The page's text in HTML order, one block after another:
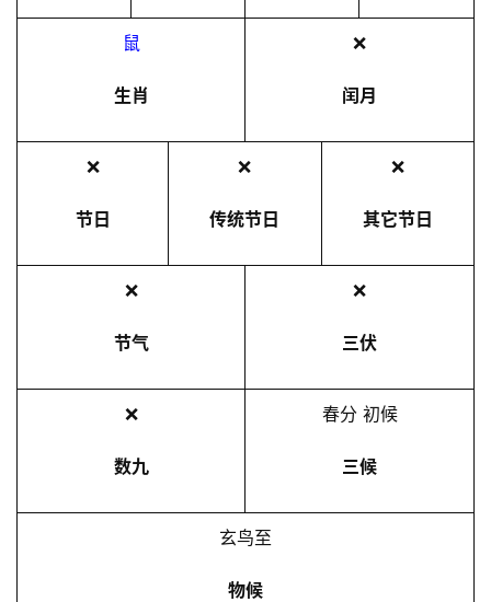
鼠
生肖
❌
闰月
❌
节日
❌
传统节日
❌
其它节日
❌
节气
❌
三伏
❌
数九
春分 初候
三候
玄鸟至
物候